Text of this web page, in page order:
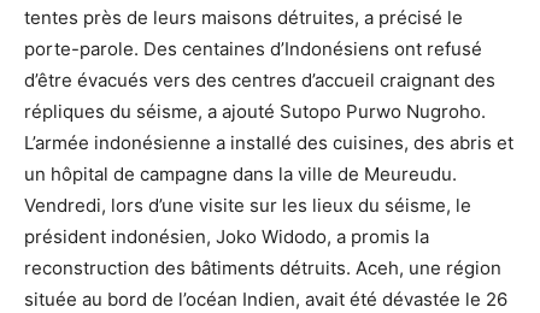
tentes près de leurs maisons détruites, a précisé le
porte-parole. Des centaines d’Indonésiens ont refusé
d’être évacués vers des centres d’accueil craignant des
répliques du séisme, a ajouté Sutopo Purwo Nugroho.
L’armée indonésienne a installé des cuisines, des abris et
un hôpital de campagne dans la ville de Meureudu.
Vendredi, lors d’une visite sur les lieux du séisme, le
président indonésien, Joko Widodo, a promis la
reconstruction des bâtiments détruits. Aceh, une région
située au bord de l’océan Indien, avait été dévastée le 26